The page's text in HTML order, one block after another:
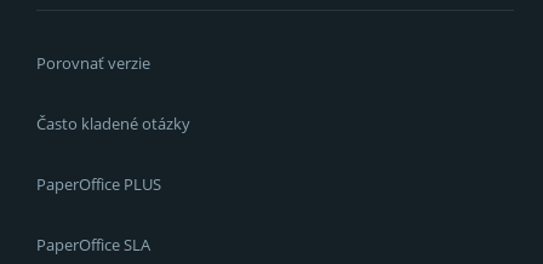
Porovnať verzie
Často kladené otázky
PaperOffice PLUS
PaperOffice SLA